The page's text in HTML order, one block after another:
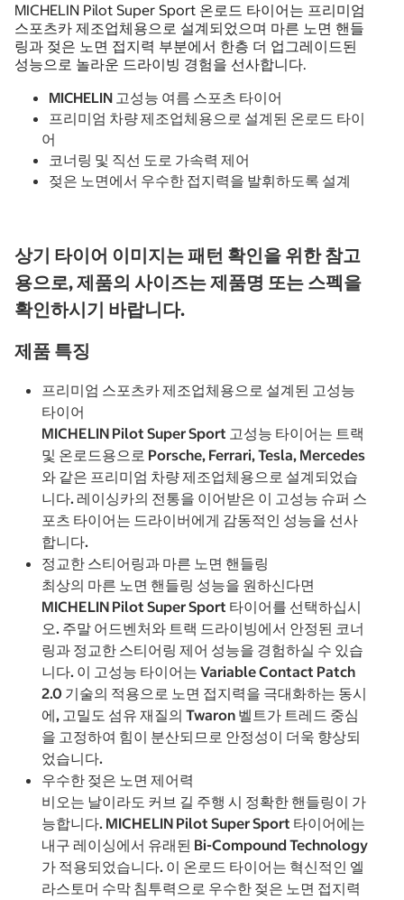
MICHELIN Pilot Super Sport 온로드 타이어는 프리미엄
스포츠카 제조업체용으로 설계되었으며 마른 노면 핸들
링과 젖은 노면 접지력 부분에서 한층 더 업그레이드된
성능으로 놀라운 드라이빙 경험을 선사합니다.
MICHELIN 고성능 여름 스포츠 타이어
프리미엄 차량 제조업체용으로 설계된 온로드 타이
어
코너링 및 직선 도로 가속력 제어
젖은 노면에서 우수한 접지력을 발휘하도록 설계
상기 타이어 이미지는 패턴 확인을 위한 참고
용으로, 제품의 사이즈는 제품명 또는 스펙을
확인하시기 바랍니다.
제품 특징
프리미엄 스포츠카 제조업체용으로 설계된 고성능
타이어
MICHELIN Pilot Super Sport 고성능 타이어는 트랙
및 온로드용으로 Porsche, Ferrari, Tesla, Mercedes
와 같은 프리미엄 차량 제조업체용으로 설계되었습
니다. 레이싱카의 전통을 이어받은 이 고성능 슈퍼 스
포츠 타이어는 드라이버에게 감동적인 성능을 선사
합니다.
정교한 스티어링과 마른 노면 핸들링
최상의 마른 노면 핸들링 성능을 원하신다면
MICHELIN Pilot Super Sport 타이어를 선택하십시
오. 주말 어드벤처와 트랙 드라이빙에서 안정된 코너
링과 정교한 스티어링 제어 성능을 경험하실 수 있습
니다. 이 고성능 타이어는 Variable Contact Patch
2.0 기술의 적용으로 노면 접지력을 극대화하는 동시
에, 고밀도 섬유 재질의 Twaron 벨트가 트레드 중심
을 고정하여 힘이 분산되므로 안정성이 더욱 향상되
었습니다.
우수한 젖은 노면 제어력
비오는 날이라도 커브 길 주행 시 정확한 핸들링이 가
능합니다. MICHELIN Pilot Super Sport 타이어에는
내구 레이싱에서 유래된 Bi-Compound Technology
가 적용되었습니다. 이 온로드 타이어는 혁신적인 엘
라스토머 수막 침투력으로 우수한 젖은 노면 접지력